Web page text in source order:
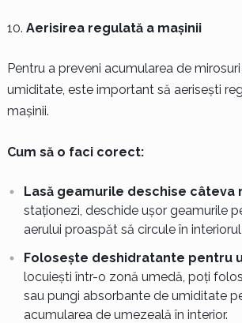
Aerisirea regulată a mașinii
Pentru a preveni acumularea de
umiditate, este important să aerisești
mașinii.
Cum să o faci corect:
Lasă geamurile deschise câteva
staționezi, deschide ușor geamurile
aerului proaspăt să circule în
Folosește deshidratante pentru
locuiești într-o zonă umedă, poți
sau pungi absorbante de umiditate
acumularea de umezeală în interior.